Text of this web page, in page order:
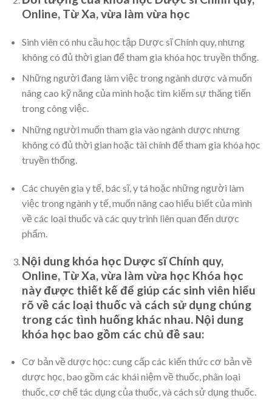
Online, Từ Xa, vừa làm vừa học
Sinh viên có nhu cầu học tập Dược sĩ Chính quy, nhưng
không có đủ thời gian để tham gia khóa học truyền thống.
Những người đang làm việc trong ngành dược và muốn
nâng cao kỹ năng của mình hoặc tìm kiếm sự thăng tiến
trong công việc.
Những người muốn tham gia vào ngành dược nhưng
không có đủ thời gian hoặc tài chính để tham gia khóa học
truyền thống.
Các chuyên gia y tế, bác sĩ, y tá hoặc những người làm
việc trong ngành y tế, muốn nâng cao hiểu biết của mình
về các loại thuốc và các quy trình liên quan đến dược
phẩm.
Nội dung khóa học Dược sĩ Chính quy,
Online, Từ Xa, vừa làm vừa học Khóa học
này được thiết kế để giúp các sinh viên hiểu
rõ về các loại thuốc và cách sử dụng chúng
trong các tình huống khác nhau. Nội dung
khóa học bao gồm các chủ đề sau:
Cơ bản về dược học: cung cấp các kiến thức cơ bản về
dược học, bao gồm các khái niệm về thuốc, phân loại
thuốc, cơ chế tác dụng của thuốc, và cách sử dụng thuốc.